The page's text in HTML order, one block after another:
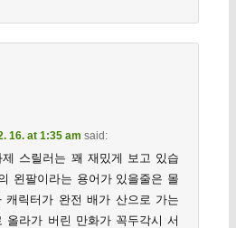
16. at 1:35 am said:
스릴러는 꽤 재밌게 보고 있습
왼팔이라는 용어가 있을줄은 몰
캐릭터가 완전 배가 산으로 가는
올라가 버린 만화가 꼭두각시 서